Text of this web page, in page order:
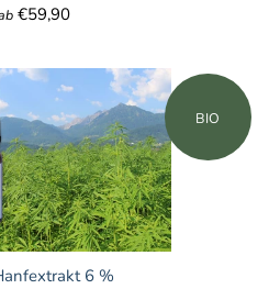
€59,90
BIO
6 %